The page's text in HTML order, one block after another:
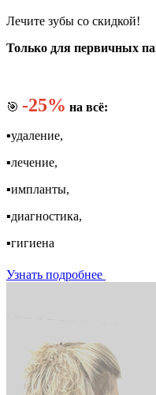
Лечите зубы со скидкой!
Только для первичных
🎯 -25% на всё:
▪️удаление,
▪️лечение,
▪️импланты,
▪️диагностика,
▪️гигиена
Узнать подробнее